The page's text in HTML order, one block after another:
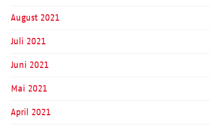
August 2021
Juli 2021
Juni 2021
Mai 2021
April 2021